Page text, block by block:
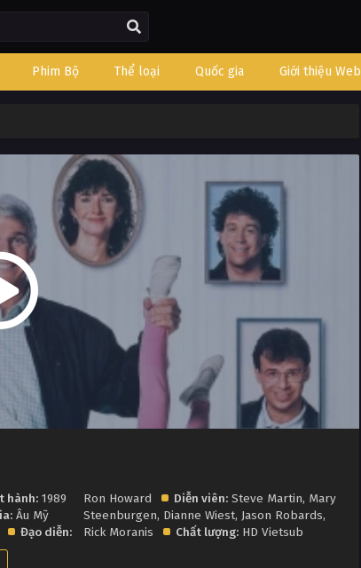
Phim Bộ Thể loại Quốc gia Giới thiệu Web
hành: 1989
Âu Mỹ
Đạo diễn:
Ron Howard Diễn viên: Steve Martin, Mary
Steenburgen, Dianne Wiest, Jason Robards,
Rick Moranis
Chất lượng: HD Vietsub